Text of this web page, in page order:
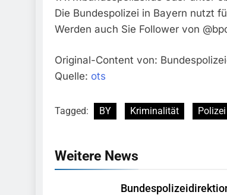
Die Bundespolizei in Bayern nutzt
Werden auch Sie Follower von
Original-Content von:
Quelle: ots
Tagged: BY Kriminalität Polizei
Weitere News